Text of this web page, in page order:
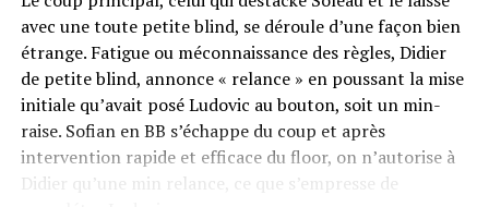
avec une toute petite blind, se déroule d’une façon bien
étrange. Fatigue ou méconnaissance des règles, Didier
de petite blind, annonce « relance » en poussant la mise
initiale qu’avait posé Ludovic au bouton, soit un min-
raise. Sofian en BB s’échappe du coup et après
intervention rapide et efficace du floor, on n’autorise à
Didier qu’une min relance, ce que s’empresse de